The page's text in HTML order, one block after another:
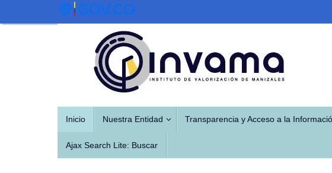
al
Inicio Nuestra Entidad Transparencia y Acceso a la
Ajax Search Lite: Buscar